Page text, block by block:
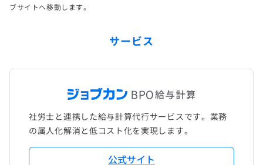
ブサイトへ移動します。
サービス
社労士と連携した給与計算代行サービスです。業務
の属人化解消と低コスト化を実現します。
公式サイト